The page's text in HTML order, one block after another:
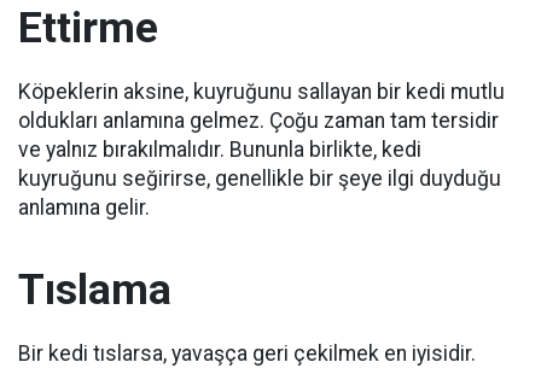
Ettirme
Köpeklerin aksine, kuyruğunu sallayan bir kedi mutlu
oldukları anlamına gelmez. Çoğu zaman tam tersidir
ve yalnız bırakılmalıdır. Bununla birlikte, kedi
kuyruğunu seğirirse, genellikle bir şeye ilgi duyduğu
anlamına gelir.
Tıslama
Bir kedi tıslarsa, yavaşça geri çekilmek en iyisidir.